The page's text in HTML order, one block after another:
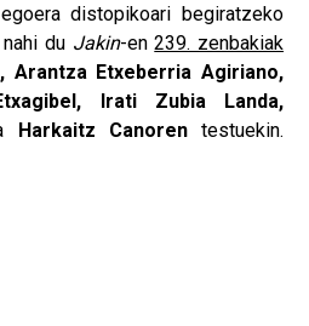
egoera distopikoari begiratzeko
du Jakin-en239. zenbakiak
Arantza Etxeberria Agiriano,
Irati Zubia Landa,
Harkaitz Canorentestuekin.